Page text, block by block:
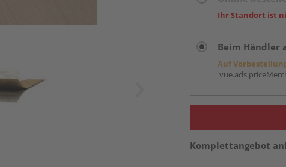
Ihr Standort ist
Beim Händler
Auf
Komplettangebot